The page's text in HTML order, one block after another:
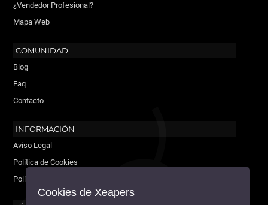
¿Vendedor Profesional?
Mapa Web
COMUNIDAD
Blog
Faq
Contacto
INFORMACIÓN
Aviso Legal
Política de Cookies
Política de Privacidad
Cookies de Xeapers